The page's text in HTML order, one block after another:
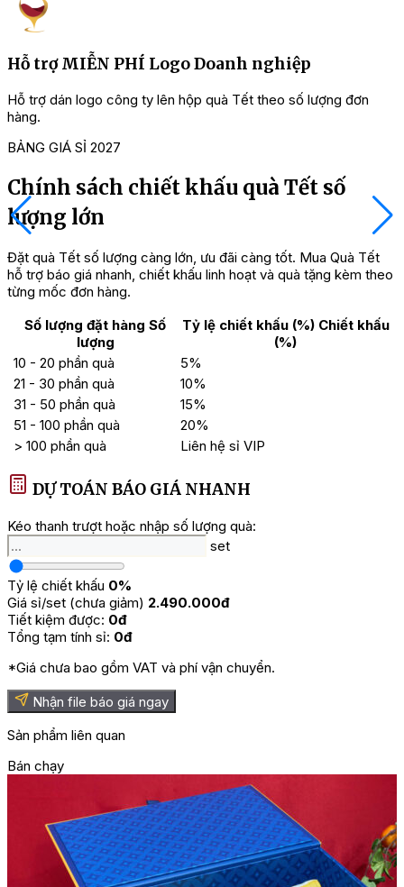
=> Tham khảo ngay:Hộp quà Tết 2 triệu
Thành phần Hộp Quà Tết Thịnh
Vượng HQT2514
1 chai vang Torcinato
1 hộp Bánh Quy KenJu HS
1 hộp SCL Belgian HST
1 hộp Trà New English HS
1 set Hộp và túi quà tết 29×36
=> Xem thêm: Các mẫugiỏ quà Tết
Hỗ trợ MIỄN PHÍ Logo Doanh nghiệp
Hỗ trợ dán logo công ty lên hộp quà Tết theo số lượng đơn
hàng.
BẢNG GIÁ SỈ 2027
Chính sách chiết khấu quà Tết số
lượng lớn
Đặt quà Tết số lượng càng lớn, ưu đãi càng tốt. Mua Quà Tết
hỗ trợ báo giá nhanh, chiết khấu linh hoạt và quà tặng kèm theo
từng mốc đơn hàng.
Số lượng đặt hàng Số
lượng
Tỷ lệ chiết khấu (%) Chiết khấu
(%)
10 - 20 phần quà
5%
21 - 30 phần quà
10%
31 - 50 phần quà
15%
51 - 100 phần quà
20%
> 100 phần quà
Liên hệ sỉ VIP
DỰ TOÁN BÁO GIÁ NHANH
Kéo thanh trượt hoặc nhập số lượng quà:
set
Tỷ lệ chiết khấu 0%
Giá sỉ/set (chưa giảm) 2.490.000đ
Tiết kiệm được: 0đ
Tổng tạm tính sỉ: 0đ
*Giá chưa bao gồm VAT và phí vận chuyển.
Nhận file báo giá ngay
Sản phẩm liên quan
Bán chạy